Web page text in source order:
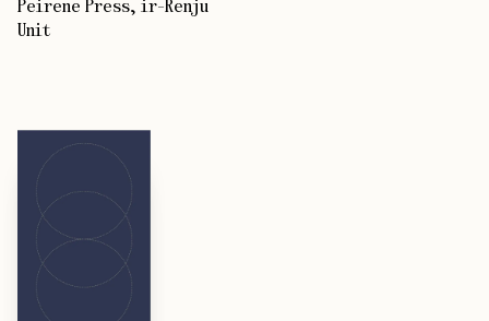
Peirene Press, ir-Renju
Unit